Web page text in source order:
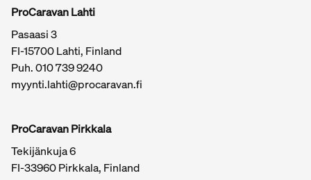
ProCaravan Lahti
Pasaasi 3
FI-15700 Lahti, Finland
Puh.010 739 9240
myynti.lahti@procaravan.fi
ProCaravan Pirkkala
Tekijänkuja 6
FI-33960 Pirkkala, Finland